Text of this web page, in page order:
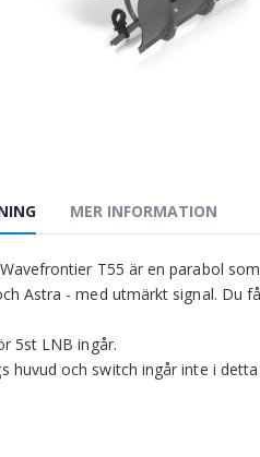
T55 är en parabol
Astra - med utmärkt signal. Du
5st LNB ingår.
huvud och switch ingår inte i
MER INFORMATION